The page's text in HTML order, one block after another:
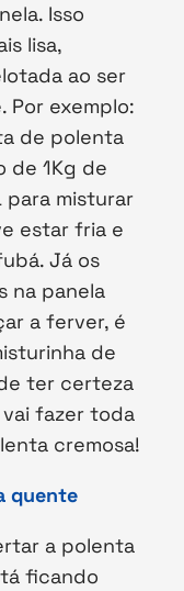
Isso
lisa,
ao ser
Por exemplo:
de polenta
de 1Kg de
para misturar
estar fria e
Já os
na panela
a ferver, é
de
ter certeza
vai fazer toda
cremosa!
quente
a polenta
ficando